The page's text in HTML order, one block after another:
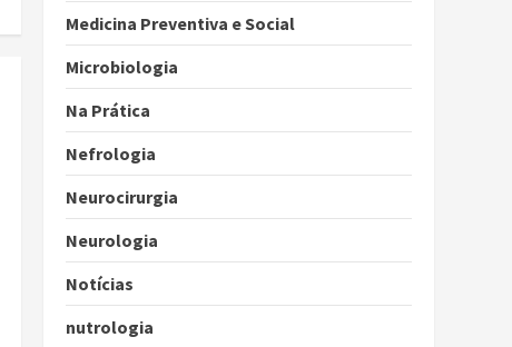
Medicina Preventiva e Social
Microbiologia
Na Prática
Nefrologia
Neurocirurgia
Neurologia
Notícias
nutrologia